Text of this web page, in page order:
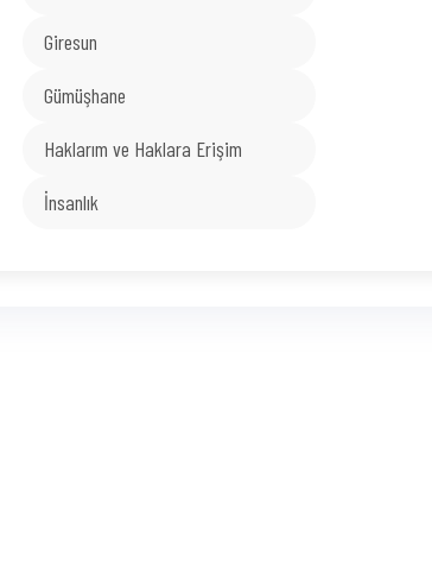
Giresun
Gümüşhane
Haklarım ve Haklara Erişim
İnsanlık